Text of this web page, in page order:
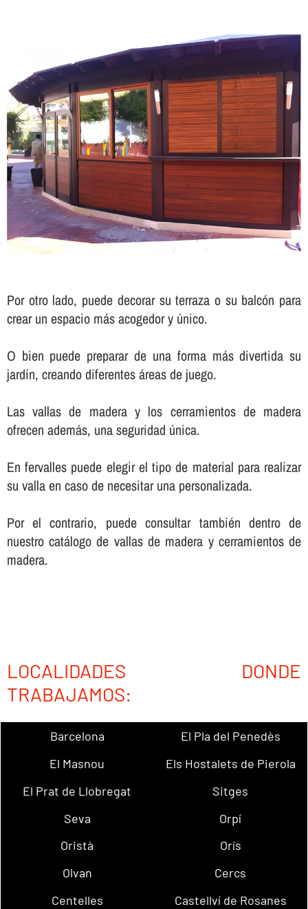
Por otro lado, puede decorar su terraza o su balcón para
crear un espacio más acogedor y único.
O bien puede preparar de una forma más divertida su
jardí­n, creando diferentes áreas de juego.
Las vallas de madera y los cerramientos de madera
ofrecen además, una seguridad única.
En fervalles puede elegir el tipo de material para realizar
su valla en caso de necesitar una personalizada.
Por el contrario, puede consultar también dentro de
nuestro catálogo de vallas de madera y cerramientos de
madera.
LOCALIDADES DONDE
TRABAJAMOS:
Barcelona
El Pla del Penedès
El Masnou
Els Hostalets de Pierola
El Prat de Llobregat
Sitges
Seva
Orpí
Oristà
Orís
Olvan
Cercs
Centelles
Castellví de Rosanes